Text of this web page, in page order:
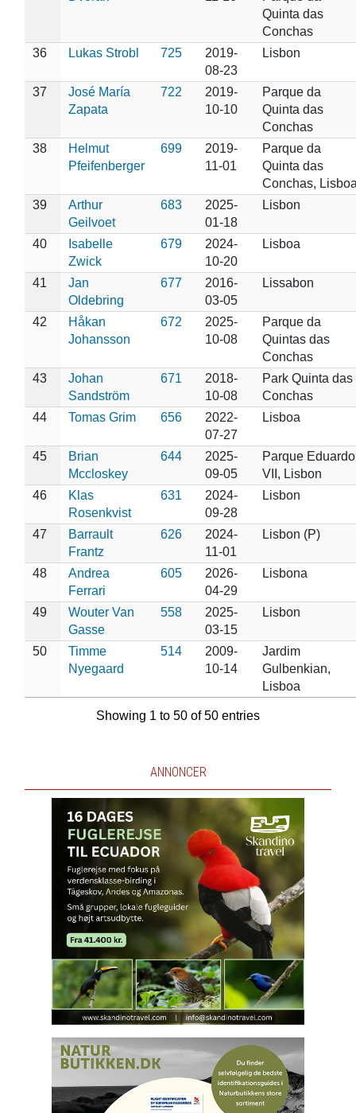
Quinta das
Conchas
36
Lukas Strobl 725
2019-
08-23
Lisbon
37
José María
Zapata
722
2019-
10-10
Parque da
Quinta das
Conchas
38
Helmut
Pfeifenberger
699
2019-
11-01
Parque da
Quinta das
Conchas,
39
Arthur
Geilvoet
683
2025-
01-18
Lisbon
40
Isabelle
Zwick
679
2024-
10-20
Lisboa
41
Jan
Oldebring
677
2016-
03-05
Lissabon
42
Håkan
Johansson
672
2025-
10-08
Parque da
Quintas das
Conchas
43
Johan
Sandström
671
2018-
10-08
Park Quinta das
Conchas
44
Tomas Grim 656
2022-
07-27
Lisboa
45
Brian
Mccloskey
644
2025-
09-05
Parque Eduardo
VII, Lisbon
46
Klas
Rosenkvist
631
2024-
09-28
Lisbon
47
Barrault
Frantz
626
2024-
11-01
Lisbon (P)
48
Andrea
Ferrari
605
2026-
04-29
Lisbona
49
Wouter Van
Gasse
558
2025-
03-15
Lisbon
50
Timme
Nyegaard
514
2009-
10-14
Jardim
Gulbenkian,
Lisboa
Showing 1 to 50 of 50 entries
ANNONCER